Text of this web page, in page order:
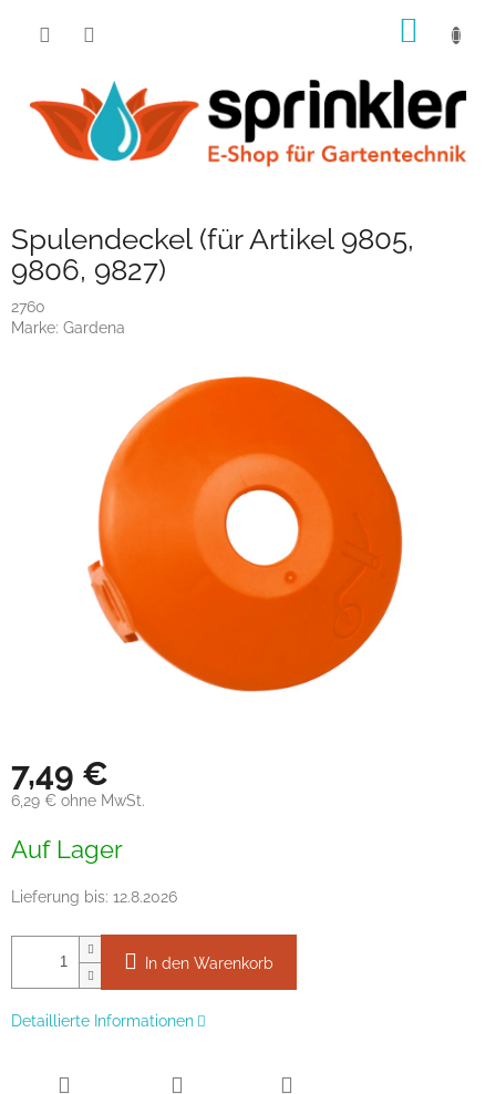
Spulendeckel (für Artikel 9805,
9806, 9827)
2760
Marke: Gardena
7,49 €
6,29 € ohne MwSt.
Auf Lager
Lieferung bis: 12.8.2026
In den Warenkorb
Detaillierte Informationen